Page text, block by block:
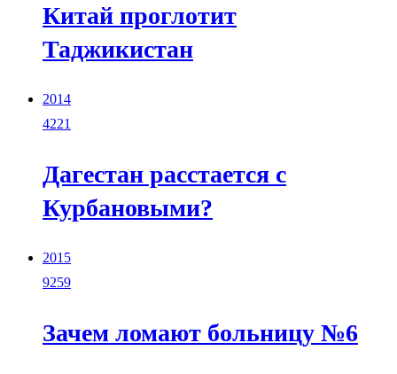
Китай проглотит
Таджикистан
2014
4221
Дагестан расстается с
Курбановыми?
2015
9259
Зачем ломают больницу №6